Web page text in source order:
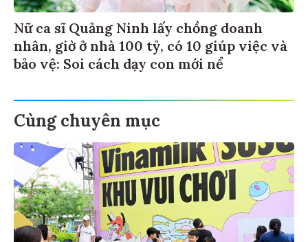
Nữ ca sĩ Quảng Ninh lấy chồng doanh
nhân, giờ ở nhà 100 tỷ, có 10 giúp việc và
bảo vệ: Soi cách dạy con mới nể
Cùng chuyên mục